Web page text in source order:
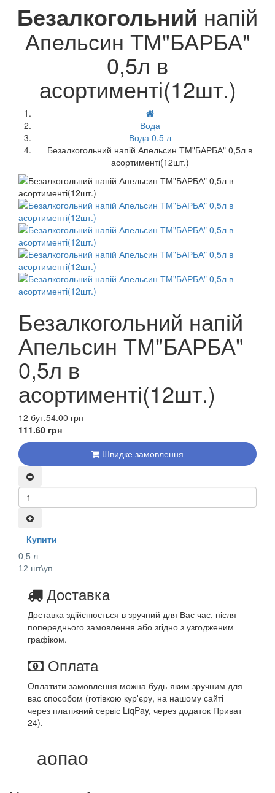
Безалкогольний напій
Апельсин ТМ"БАРБА"
0,5л в
асортименті(12шт.)
Вода
Вода 0.5 л
Безалкогольний напій Апельсин ТМ"БАРБА" 0,5л в
асортименті(12шт.)
Безалкогольний напій
Апельсин ТМ"БАРБА"
0,5л в
асортименті(12шт.)
12 бут.54.00 грн
111.60 грн
Швидке замовлення
Купити
0,5 л
12 шт\уп
Доставка
Доставка здійснюється в зручний для Вас час, після
попереднього замовлення або згідно з узгодженим
графіком.
Оплата
Оплатити замовлення можна будь-яким зручним для
вас способом (готівкою кур'єру, на нашому сайті
через платіжний сервіс LiqPay, через додаток Приват
24).
аопао